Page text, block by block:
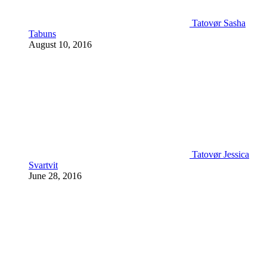
Tatovør Sasha
Tabuns
August 10, 2016
Tatovør Jessica
Svartvit
June 28, 2016